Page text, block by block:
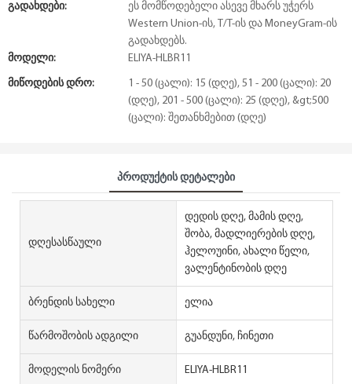
Გადახდები:
ეს მომწოდებელი ასევე მხარს უჭერს
Western Union-ის, T/T-ის და MoneyGram-ის
გადახდებს.
Მოდელი:
ELIYA-HLBR11
Მიწოდების Დრო:
1 - 50 (ცალი): 15 (დღე), 51 - 200 (ცალი): 20
(დღე), 201 - 500 (ცალი): 25 (დღე), &gt;500
(ცალი): შეთანხმებით (დღე)
Პროდუქტის Დეტალები
Დღესასწაული
დედის დღე, მამის დღე,
შობა, მადლიერების დღე,
ჰელოუინი, ახალი წელი,
ვალენტინობის დღე
Ბრენდის Სახელი ელია
Წარმოშობის Ადგილი გუანდუნი, ჩინეთი
Მოდელის Ნომერი ELIYA-HLBR11